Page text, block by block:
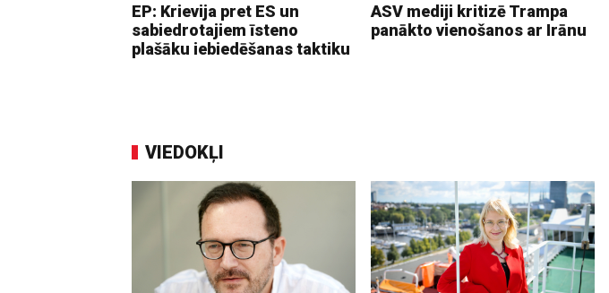
EP: Krievija pret ES un
sabiedrotajiem īsteno
plašāku iebiedēšanas taktiku
ASV mediji kritizē Trampa
panākto vienošanos ar Irānu
VIEDOKĻI